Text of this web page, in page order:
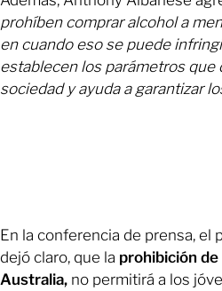
prohíben comprar alcohol a
en cuando eso se puede
establecen los parámetros que
sociedad y ayuda a garantizar
En la conferencia de prensa, el
dejó claro, que la prohibición
Australia, no permitirá a los